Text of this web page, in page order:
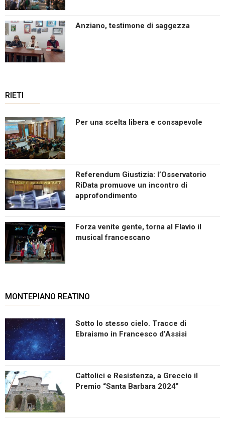
Anziano, testimone di saggezza
RIETI
Per una scelta libera e consapevole
Referendum Giustizia: l’Osservatorio
RiData promuove un incontro di
approfondimento
Forza venite gente, torna al Flavio il
musical francescano
MONTEPIANO REATINO
Sotto lo stesso cielo. Tracce di
Ebraismo in Francesco d’Assisi
Cattolici e Resistenza, a Greccio il
Premio “Santa Barbara 2024”